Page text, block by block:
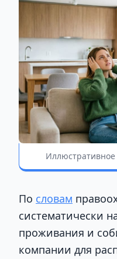
По словам
систематически
проживания и
компании для